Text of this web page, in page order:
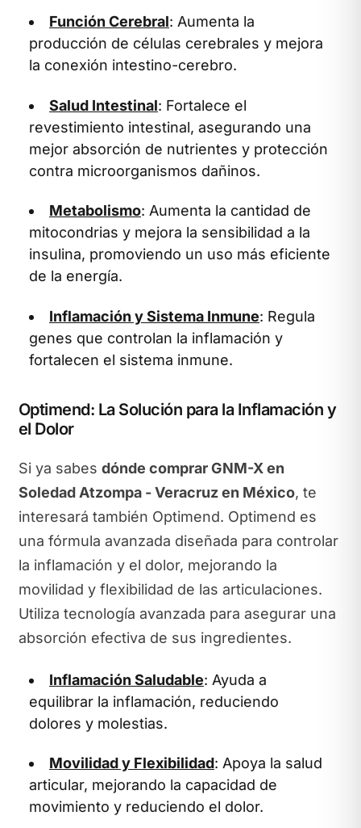
Función Cerebral: Aumenta la
producción de células cerebrales y mejora
la conexión intestino-cerebro.
Salud Intestinal: Fortalece el
revestimiento intestinal, asegurando una
mejor absorción de nutrientes y protección
contra microorganismos dañinos.
Metabolismo: Aumenta la cantidad de
mitocondrias y mejora la sensibilidad a la
insulina, promoviendo un uso más eficiente
de la energía.
Inflamación y Sistema Inmune: Regula
genes que controlan la inflamación y
fortalecen el sistema inmune.
Optimend: La Solución para la Inflamación y
el Dolor
Si ya sabes dónde comprar GNM-X en
Soledad Atzompa - Veracruz en México, te
interesará también Optimend. Optimend es
una fórmula avanzada diseñada para controlar
la inflamación y el dolor, mejorando la
movilidad y flexibilidad de las articulaciones.
Utiliza tecnología avanzada para asegurar una
absorción efectiva de sus ingredientes.
Inflamación Saludable: Ayuda a
equilibrar la inflamación, reduciendo
dolores y molestias.
Movilidad y Flexibilidad: Apoya la salud
articular, mejorando la capacidad de
movimiento y reduciendo el dolor.